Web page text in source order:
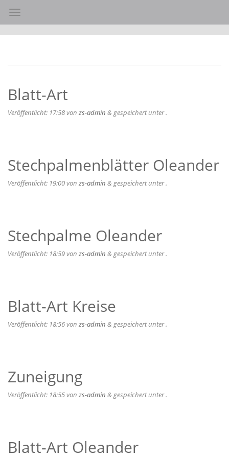
Toggle navigation
Blatt-Art
Veröffentlicht: 17:58von zs-admin & gespeichert unter .
Stechpalmenblätter Oleander
Veröffentlicht: 19:00von zs-admin & gespeichert unter .
Stechpalme Oleander
Veröffentlicht: 18:59von zs-admin & gespeichert unter .
Blatt-Art Kreise
Veröffentlicht: 18:56von zs-admin & gespeichert unter .
Zuneigung
Veröffentlicht: 18:55von zs-admin & gespeichert unter .
Blatt-Art Oleander